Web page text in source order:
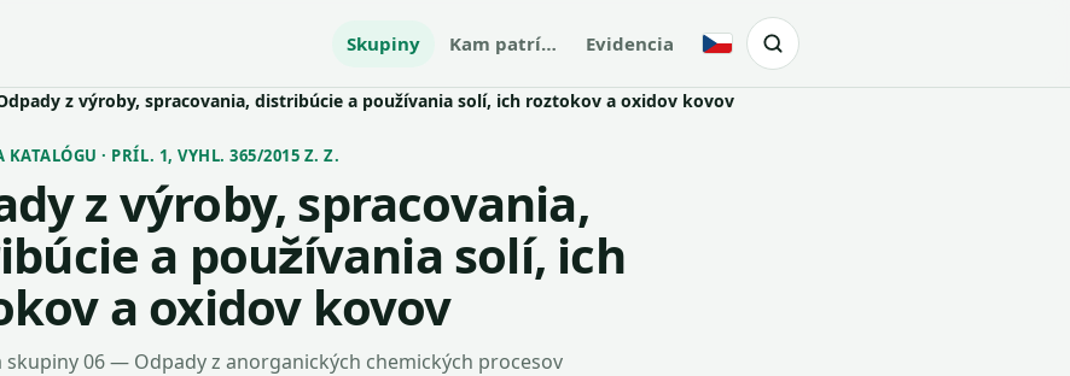
Skupiny Kam patrí… Evidencia Česky
z výroby, spracovania, distribúcie a používania solí, ich roztokov a oxidov kovov
KATALÓGU · PRÍL. 1, VYHL. 365/2015 Z. Z.
z výroby, spracovania,
a používania solí, ich
a oxidov kovov
skupiny 06 — Odpady z anorganických chemických procesov